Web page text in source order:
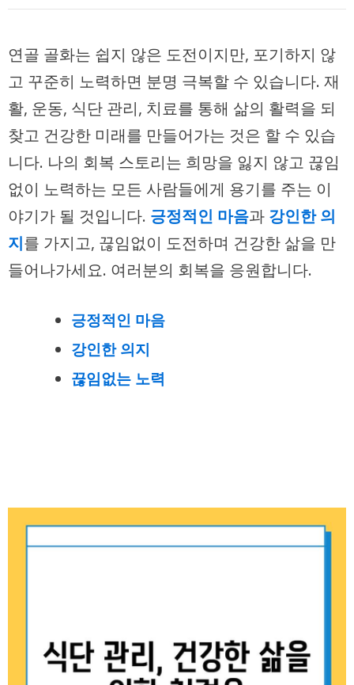
연골 골화는 쉽지 않은 도전이지만, 포기하지 않
고 꾸준히 노력하면 분명 극복할 수 있습니다. 재
활, 운동, 식단 관리, 치료를 통해 삶의 활력을 되
찾고 건강한 미래를 만들어가는 것은 할 수 있습
니다. 나의 회복 스토리는 희망을 잃지 않고 끊임
없이 노력하는 모든 사람들에게 용기를 주는 이
야기가 될 것입니다. 긍정적인 마음과 강인한 의
지를 가지고, 끊임없이 도전하며 건강한 삶을 만
들어나가세요. 여러분의 회복을 응원합니다.
긍정적인 마음
강인한 의지
끊임없는 노력